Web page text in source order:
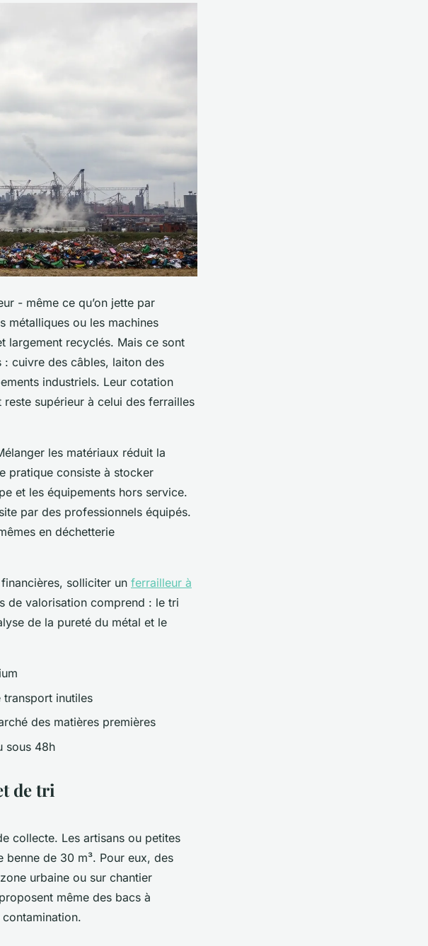
- même ce qu’on jette par
métalliques ou les machines
largement recyclés. Mais ce sont
cuivre des câbles, laiton des
industriels. Leur cotation
supérieur à celui des ferrailles
les matériaux réduit la
pratique consiste à stocker
et les équipements hors service.
par des professionnels équipés.
en déchetterie
solliciter un ferrailleur à
de valorisation comprend : le tri
de la pureté du métal et le
inutiles
des matières premières
sous 48h
de tri
collecte. Les artisans ou petites
de 30 m³. Pour eux, des
urbaine ou sur chantier
même des bacs à